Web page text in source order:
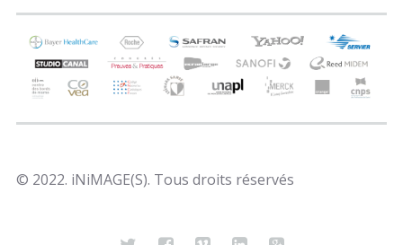
© 2022. iNiMAGE(S). Tous droits réservés